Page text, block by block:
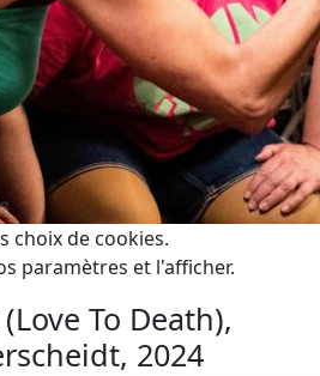
choix de cookies.
paramètres et l'afficher.
To Death),
2024